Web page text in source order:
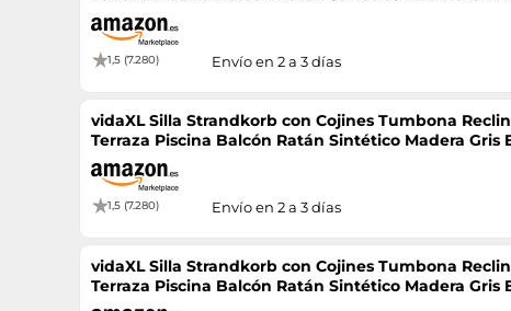
1,5 (7.280) Envío en 2 a 3 días
vidaXL Silla Strandkorb con Cojines Tumbona
Terraza Piscina Balcón Ratán Sintético Madera Gris
1,5 (7.280) Envío en 2 a 3 días
vidaXL Silla Strandkorb con Cojines Tumbona
Terraza Piscina Balcón Ratán Sintético Madera Gris